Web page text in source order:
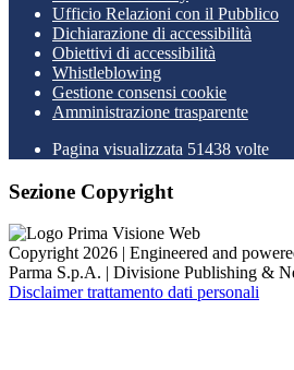
Ufficio Relazioni con il Pubblico
Dichiarazione di accessibilità
Obiettivi di accessibilità
Whistleblowing
Gestione consensi cookie
Amministrazione trasparente
Pagina visualizzata 51438 volte
Sezione Copyright
Copyright 2026 | Engineered and
Parma S.p.A. | Divisione Publishing &
Disclaimer trattamento dati personali